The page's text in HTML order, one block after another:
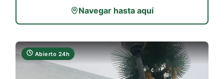
Abierto 24h
Navegar hasta aquí